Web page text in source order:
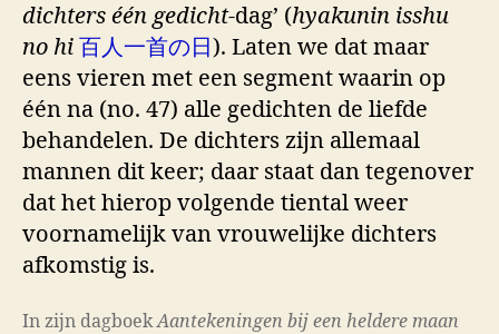
dichters één gedicht-dag’ (hyakunin isshu
no hi 百人一首の日). Laten we dat maar
eens vieren met een segment waarin op
één na (no. 47) alle gedichten de liefde
behandelen. De dichters zijn allemaal
mannen dit keer; daar staat dan tegenover
dat het hierop volgende tiental weer
voornamelijk van vrouwelijke dichters
afkomstig is.
In zijn dagboekAantekeningen bij een heldere maan